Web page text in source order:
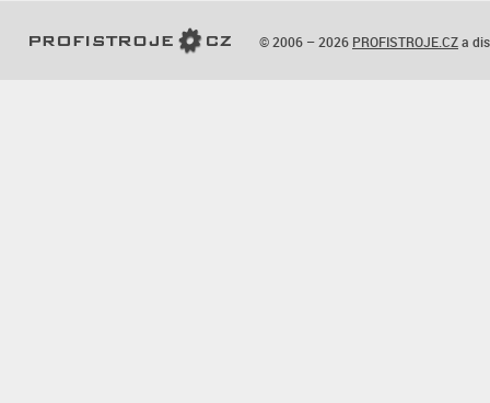
© 2006 – 2026 PROFISTROJE.CZa